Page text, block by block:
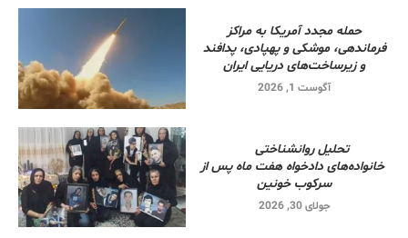
حمله مجدد آمریکا به مراکز
فرماندهی، موشکی و پهپادی، پدافند
و زیرساخت‌های دریایی ایران
آگوست 1, 2026
تحلیل روانشناختی
خانواده‌های دادخواه هفت ماه پس از
سرکوب خونین
جولای 30, 2026